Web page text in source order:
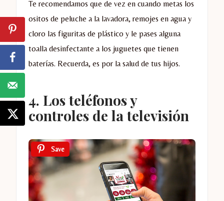
Te recomendamos que de vez en cuando metas los
ositos de peluche a la lavadora, remojes en agua y
cloro las figuritas de plástico y le pases alguna
toalla desinfectante a los juguetes que tienen
baterías. Recuerda, es por la salud de tus hijos.
4. Los teléfonos y
controles de la televisión
Save